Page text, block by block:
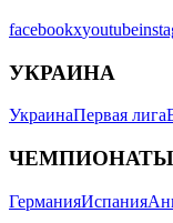
facebookxyoutube
УКРАИНА
УкраинаПервая лига
ЧЕМПИОНАТЫ
ГерманияИспания